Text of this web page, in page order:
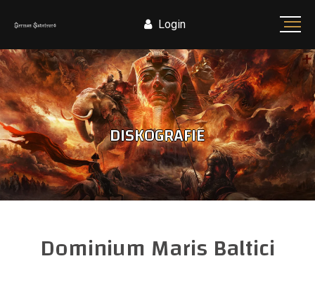
Login
DISKOGRAFIE
Dominium Maris Baltici